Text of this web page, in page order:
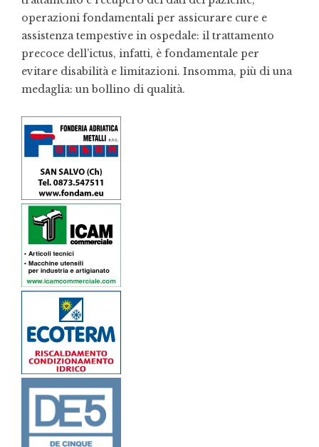
operazioni fondamentali per assicurare cure e
assistenza tempestive in ospedale: il trattamento
precoce dell’ictus, infatti, è fondamentale per
evitare disabilità e limitazioni. Insomma, più di una
medaglia: un bollino di qualità.